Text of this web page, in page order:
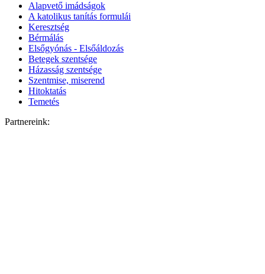
Alapvető imádságok
A katolikus tanítás formulái
Keresztség
Bérmálás
Elsőgyónás - Elsőáldozás
Betegek szentsége
Házasság szentsége
Szentmise, miserend
Hitoktatás
Temetés
Partnereink: